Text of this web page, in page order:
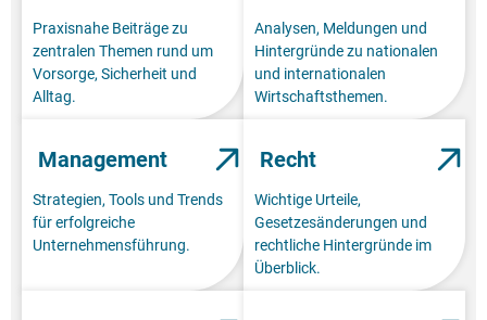
Praxisnahe Beiträge zu
zentralen Themen rund um
Vorsorge, Sicherheit und
Alltag.
Analysen, Meldungen und
Hintergründe zu nationalen
und internationalen
Wirtschaftsthemen.
Management
Strategien, Tools und Trends
für erfolgreiche
Unternehmensführung.
Recht
Wichtige Urteile,
Gesetzesänderungen und
rechtliche Hintergründe im
Überblick.